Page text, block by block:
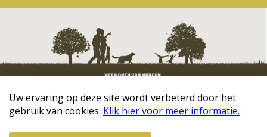
Uw ervaring op deze site wordt verbeterd door het
gebruik van cookies. Klik hier voor meer informatie.